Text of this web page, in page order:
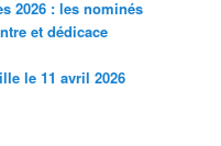
2026 : les nominés
et dédicace
le 11 avril 2026